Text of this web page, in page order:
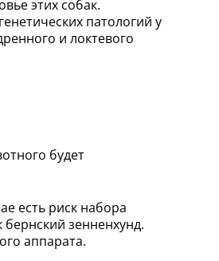
этих собак.
патологий у
и локтевого
будет
есть риск набора
зенненхунд.
аппарата.